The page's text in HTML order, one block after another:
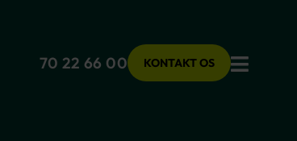
70 22 66 00 KONTAKT OS Menu